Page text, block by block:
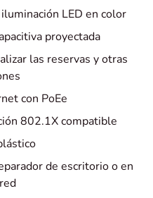
LED en color
proyectada
las reservas y otras
con PoEe
802.1X compatible
de escritorio o en